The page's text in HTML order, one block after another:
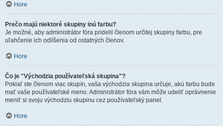
Hore
Prečo majú niektoré skupiny inú farbu?
Je možné, aby administrátor fóra pridelil členom určitej skupiny farbu, pre
uľahčenie ich odlíšenia od ostatných členov.
Hore
Čo je "Východzia používateľská skupina"?
Pokiaľ ste členom viac skupín, vaša východzia skupina určuje, akú farbu bude
mať vaše používateľské meno. Administrátor fóra vám môže udeliť oprávnenie
meniť si svoju východziu skupinu cez používateľský panel.
Hore